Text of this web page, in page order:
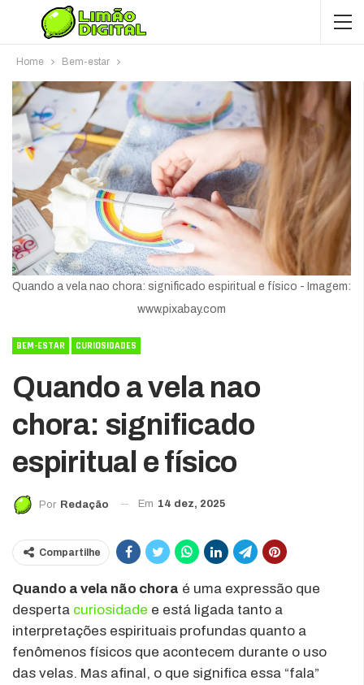
Home Bem-estar
Quando a vela nao chora: significado espiritual e físico - Imagem:
www.pixabay.com
BEM-ESTAR CURIOSIDADES
Quando a vela nao
chora: significado
espiritual e físico
Por Redação Em 14 dez, 2025
Compartilhe
Quando a vela não chora é uma expressão que
desperta curiosidade e está ligada tanto a
interpretações espirituais profundas quanto a
fenômenos físicos que acontecem durante o uso
das velas. Mas afinal, o que significa essa “fala”